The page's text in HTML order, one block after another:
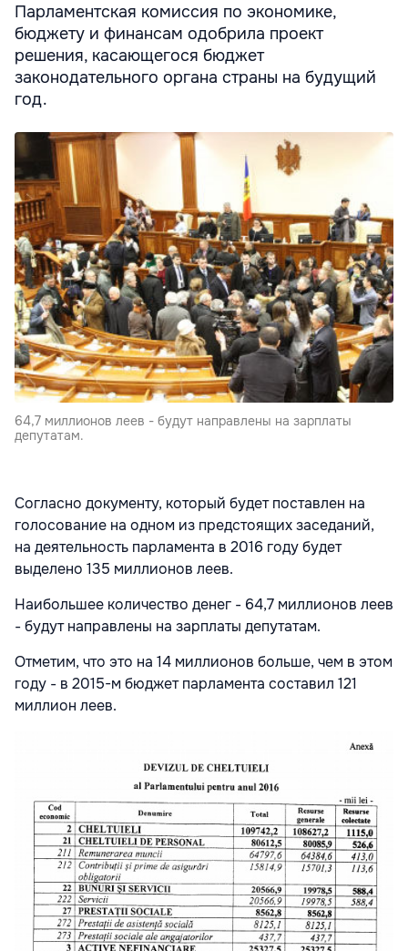
Парламентская комиссия по экономике,
бюджету и финансам одобрила проект
решения, касающегося бюджет
законодательного органа страны на будущий
год.
64,7 миллионов леев - будут направлены на зарплаты
депутатам.
Согласно документу, который будет поставлен на
голосование на одном из предстоящих заседаний,
на деятельность парламента в 2016 году будет
выделено 135 миллионов леев.
Наибольшее количество денег - 64,7 миллионов леев
- будут направлены на зарплаты депутатам.
Отметим, что это на 14 миллионов больше, чем в этом
году - в 2015-м бюджет парламента составил 121
миллион леев.